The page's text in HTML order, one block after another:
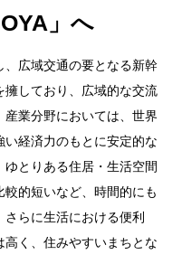
」へ
広域交通の要となる新幹
しており、広域的な交流
業分野においては、世界
経済力のもとに安定的な
とりある住居・生活空間
的短いなど、時間的にも
らに生活における便利
く、住みやすいまちとな